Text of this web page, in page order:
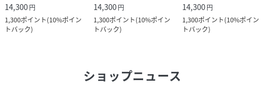
14,300円
1,300ポイント(10%ポイン
トバック)
14,300円
1,300ポイント(10%ポイン
トバック)
14,300円
1,300ポイント(10%ポイン
トバック)
ショップニュース